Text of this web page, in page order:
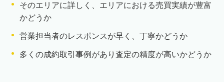
そのエリアに詳しく、エリアにおける売買実績が豊富
かどうか
営業担当者のレスポンスが早く、丁寧かどうか
多くの成約取引事例があり査定の精度が高いかどうか